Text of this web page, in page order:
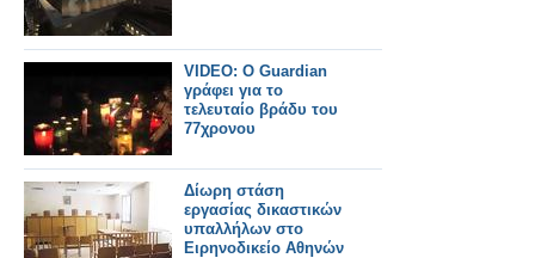
VIDEO: O Guardian
γράφει για το
τελευταίο βράδυ του
77χρονου
Δίωρη στάση
εργασίας δικαστικών
υπαλλήλων στο
Ειρηνοδικείο Αθηνών